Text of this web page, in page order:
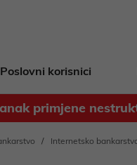
Poslovni korisnici
primjene
Banke -
Internetsko